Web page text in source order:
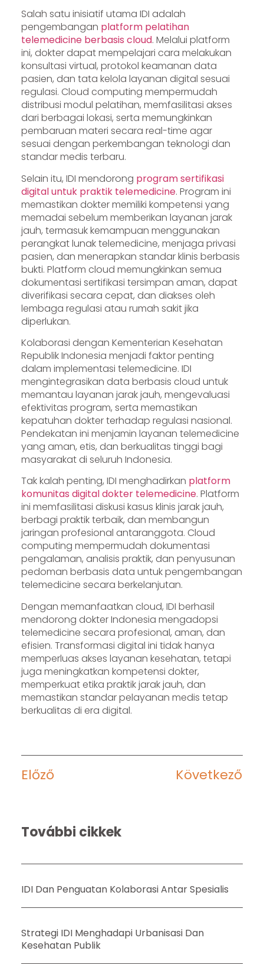
Salah satu inisiatif utama IDI adalah
pengembangan platform pelatihan
telemedicine berbasis cloud. Melalui platform
ini, dokter dapat mempelajari cara melakukan
konsultasi virtual, protokol keamanan data
pasien, dan tata kelola layanan digital sesuai
regulasi. Cloud computing mempermudah
distribusi modul pelatihan, memfasilitasi akses
dari berbagai lokasi, serta memungkinkan
pembaruan materi secara real-time agar
sesuai dengan perkembangan teknologi dan
standar medis terbaru.
Selain itu, IDI mendorong program sertifikasi
digital untuk praktik telemedicine. Program ini
memastikan dokter memiliki kompetensi yang
memadai sebelum memberikan layanan jarak
jauh, termasuk kemampuan menggunakan
perangkat lunak telemedicine, menjaga privasi
pasien, dan menerapkan standar klinis berbasis
bukti. Platform cloud memungkinkan semua
dokumentasi sertifikasi tersimpan aman, dapat
diverifikasi secara cepat, dan diakses oleh
lembaga regulasi atau rumah sakit jika
diperlukan.
Kolaborasi dengan Kementerian Kesehatan
Republik Indonesia menjadi faktor penting
dalam implementasi telemedicine. IDI
mengintegrasikan data berbasis cloud untuk
memantau layanan jarak jauh, mengevaluasi
efektivitas program, serta memastikan
kepatuhan dokter terhadap regulasi nasional.
Pendekatan ini menjamin layanan telemedicine
yang aman, etis, dan berkualitas tinggi bagi
masyarakat di seluruh Indonesia.
Tak kalah penting, IDI menghadirkan platform
komunitas digital dokter telemedicine. Platform
ini memfasilitasi diskusi kasus klinis jarak jauh,
berbagi praktik terbaik, dan membangun
jaringan profesional antaranggota. Cloud
computing mempermudah dokumentasi
pengalaman, analisis praktik, dan penyusunan
pedoman berbasis data untuk pengembangan
telemedicine secara berkelanjutan.
Dengan memanfaatkan cloud, IDI berhasil
mendorong dokter Indonesia mengadopsi
telemedicine secara profesional, aman, dan
efisien. Transformasi digital ini tidak hanya
memperluas akses layanan kesehatan, tetapi
juga meningkatkan kompetensi dokter,
memperkuat etika praktik jarak jauh, dan
memastikan standar pelayanan medis tetap
berkualitas di era digital.
Előző Következő
További cikkek
IDI Dan Penguatan Kolaborasi Antar Spesialis
Strategi IDI Menghadapi Urbanisasi Dan
Kesehatan Publik